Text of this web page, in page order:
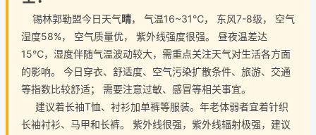
锡林郭勒盟今日天气晴， 气温16~31℃， 东风7-8级， 空气
湿度58%， 空气质量优， 紫外线强度很强。 昼夜温差达
15℃，湿度伴随气温波动较大，需重点关注天气对生活各方面
的影响。 今日穿衣、舒适度、空气污染扩散条件、旅游、交通
等指数比较舒适； 需要注意过敏、感冒等相关事宜。
建议着长袖T恤、衬衫加单裤等服装。年老体弱者宜着针织
长袖衬衫、马甲和长裤。 紫外线很强，紫外线辐射极强，建议